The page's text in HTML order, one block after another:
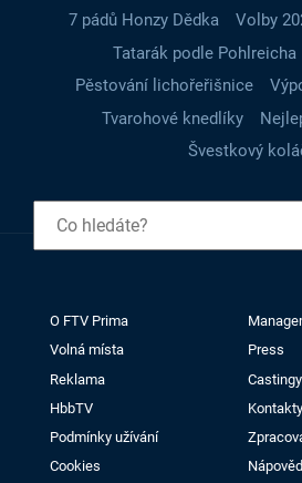
7 pádů Honzy Dědka
Volby
Tatarák podle Pohlreicha
Pěstování lichořeřišnice
Tvarohové knedlíky
Švestkový
O FTV Prima
Volná místa
Press
Reklama
HbbTV
Kontakty
Podmínky užívání
Cookies